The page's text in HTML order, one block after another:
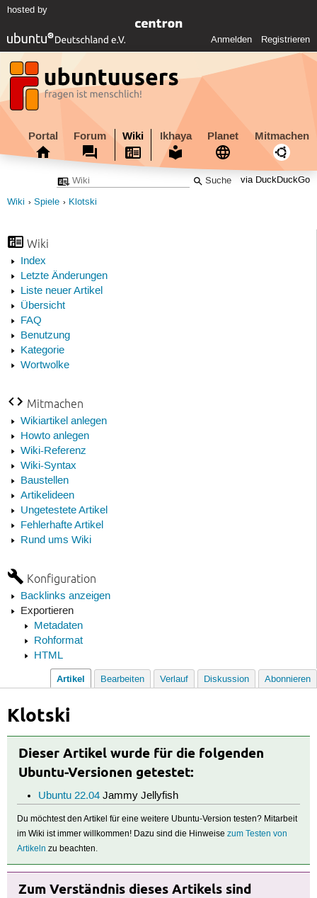
hosted by
Anmelden Registrieren
Portal Forum Wiki Ikhaya Planet Mitmachen
via DuckDuckGo
Wiki Spiele Klotski
Wiki
Index
Letzte Änderungen
Liste neuer Artikel
Übersicht
FAQ
Benutzung
Kategorie
Wortwolke
Mitmachen
Wikiartikel anlegen
Howto anlegen
Wiki-Referenz
Wiki-Syntax
Baustellen
Artikelideen
Ungetestete Artikel
Fehlerhafte Artikel
Rund ums Wiki
Konfiguration
Backlinks anzeigen
Exportieren
Metadaten
Rohformat
HTML
Artikel Bearbeiten Verlauf Diskussion Abonnieren
Klotski
Dieser Artikel wurde für die folgenden
Ubuntu-Versionen getestet:
Ubuntu 22.04Jammy Jellyfish
Du möchtest den Artikel für eine weitere Ubuntu-Version testen? Mitarbeit
im Wiki ist immer willkommen! Dazu sind die Hinweisezum Testen von
Artikeln zu beachten.
Zum Verständnis dieses Artikels sind